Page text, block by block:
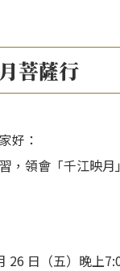
菩薩行
好：
，領會「千江映月
26 日（五）晚上